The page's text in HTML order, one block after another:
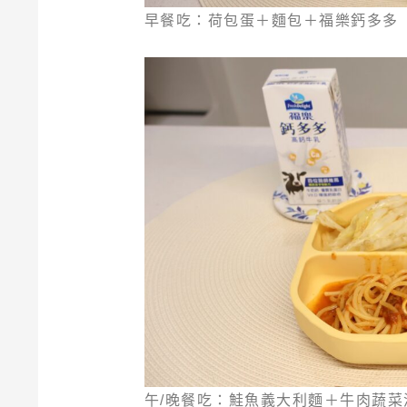
早餐吃：荷包蛋＋麵包＋福樂鈣多多
午/晚餐吃：鮭魚義大利麵＋牛肉蔬菜